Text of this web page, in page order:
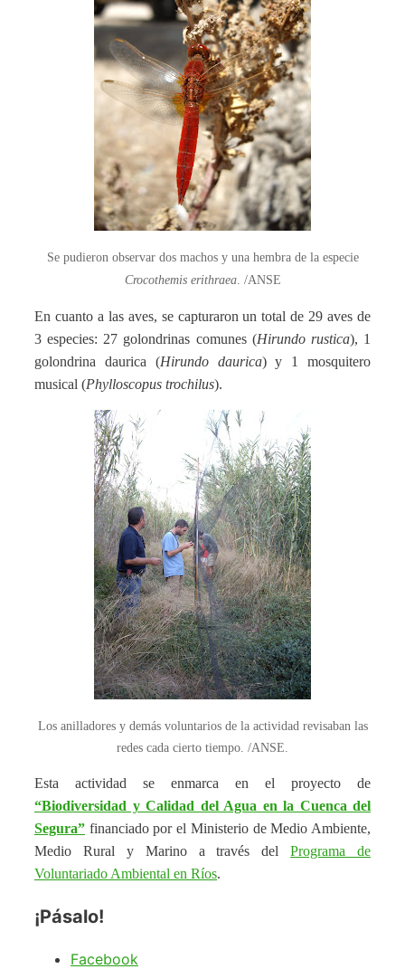
Se pudieron observar dos machos y una hembra de la especie
Crocothemis erithraea. /ANSE
En cuanto a las aves, se capturaron un total de 29 aves de
3 especies: 27 golondrinas comunes (Hirundo rustica), 1
golondrina daurica (Hirundo daurica) y 1 mosquitero
musical (Phylloscopus trochilus).
Los anilladores y demás voluntarios de la actividad revisaban las
redes cada cierto tiempo. /ANSE.
Esta actividad se enmarca en el proyecto de
“Biodiversidad y Calidad del Agua en la Cuenca del
Segura” financiado por el Ministerio de Medio Ambiente,
Medio Rural y Marino a través delPrograma de
Voluntariado Ambiental en Ríos.
¡Pásalo!
Facebook